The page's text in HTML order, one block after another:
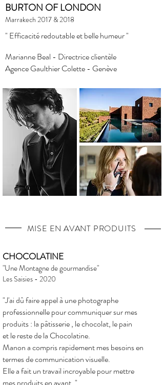
BURTON OF LONDON
Marrakech 2017 & 2018
" Efficacité redoutable et belle humeur "
Marianne Beal - Directrice clientèle
Agence Gaulthier Colette - Genève
MISE EN AVANT PRODUITS
"J'ai dû faire appel à une photographe
professionnelle pour communiquer sur mes
produits : la pâtisserie , le chocolat, le pain
et le reste de la Chocolatine.
Manon a compris rapidement mes besoins en
termes de communication visuelle.
Elle a fait un travail incroyable pour mettre
CHOCOLATINE
"Une Montagne de gourmandise"
Les Saisies - 2020